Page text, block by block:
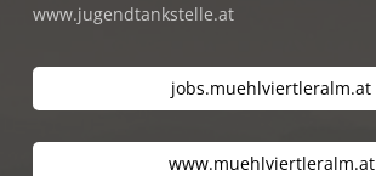
www.jugendtankstelle.at
jobs.muehlviertleralm.at
www.muehlviertleralm.at